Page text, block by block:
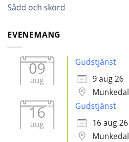
Sådd och skörd
EVENEMANG
09
aug
Gudstjänst
9 aug 26
Munkedal
16
aug
Gudstjänst
16 aug 26
Munkedal